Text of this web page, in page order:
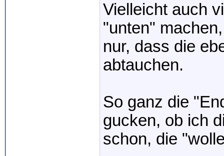
Vielleicht auch
"unten"
nur, dass die
abtauchen.
So ganz die
gucken, ob ich
schon, die